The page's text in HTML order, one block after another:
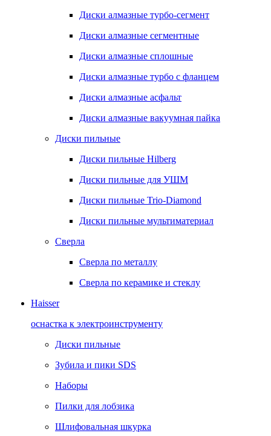
Диски алмазные турбо-сегмент
Диски алмазные сегментные
Диски алмазные сплошные
Диски алмазные турбо с фланцем
Диски алмазные асфальт
Диски алмазные вакуумная пайка
Диски пильные
Диски пильные Hilberg
Диски пильные для УШМ
Диски пильные Trio-Diamond
Диски пильные мультиматериал
Сверла
Сверла по металлу
Сверла по керамике и стеклу
Haisser
оснастка к электроинструменту
Диски пильные
Зубила и пики SDS
Наборы
Пилки для лобзика
Шлифовальная шкурка